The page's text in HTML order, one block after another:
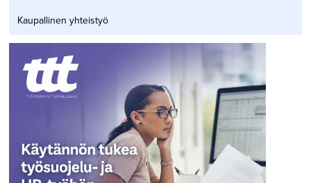
Kaupallinen yhteistyö